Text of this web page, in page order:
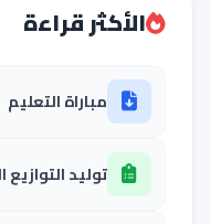
الأكثر قراءة
مباراة التعليم
توليد التوازيع